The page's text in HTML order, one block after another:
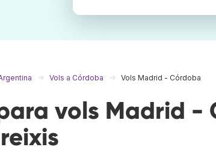
Vols a Córdoba Vols Madrid - Córdoba
vols Madrid -